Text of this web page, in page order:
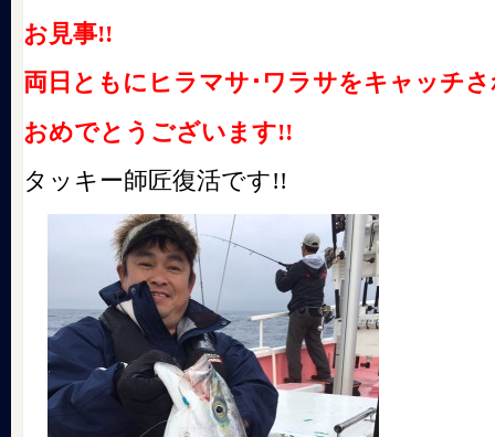
お見事!!
両日ともにヒラマサ･ワラサをキャッチ
おめでとうございます!!
タッキー師匠復活です!!